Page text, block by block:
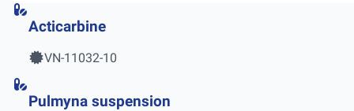
Acticarbine
VN-11032-10
Pulmyna suspension